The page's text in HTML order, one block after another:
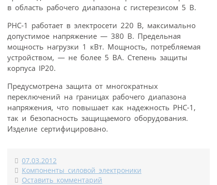
в область рабочего диапазона с гистерезисом 5 В.
РНС-1 работает в электросети 220 В, максимально
допустимое напряжение — 380 В. Предельная
мощность нагрузки 1 кВт. Мощность, потребляемая
устройством, — не более 5 ВА. Степень защиты
корпуса IP20.
Предусмотрена защита от многократных
переключений на границах рабочего диапазона
напряжения, что повышает как надежность РНС-1,
так и безопасность защищаемого оборудования.
Изделие сертифицировано.
07.03.2012
Компоненты силовой электроники
Оставить комментарий